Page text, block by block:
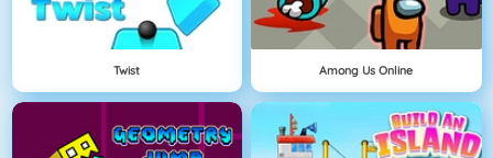
Twist Among Us Online